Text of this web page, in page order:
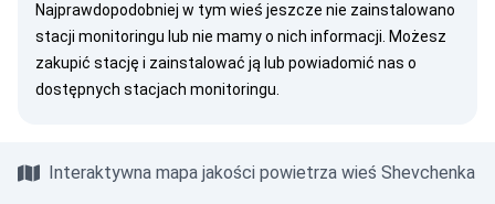
Najprawdopodobniej w tym wieś jeszcze nie zainstalowano
stacji monitoringu lub nie mamy o nich informacji. Możesz
zakupić stację i zainstalować ją lub powiadomić nas o
dostępnych stacjach monitoringu.
Interaktywna mapa jakości powietrza wieś Shevchenka